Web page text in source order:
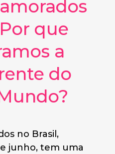
que
a
do
no Brasil,
junho, tem uma